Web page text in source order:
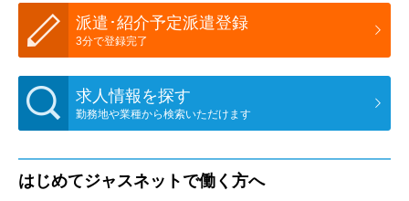
派遣･紹介予定派遣登録
3分で登録完了
求人情報を探す
勤務地や業種から検索いただけます
はじめてジャスネットで働く方へ